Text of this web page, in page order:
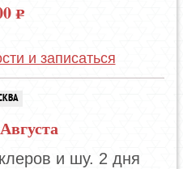
и записаться
и шу. 2 дня